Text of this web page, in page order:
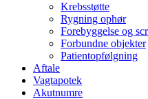
Krebsstøtte
Rygning ophør
Forebyggelse og
Forbundne objekter
Patientopfølgning
Aftale
Vagtapotek
Akutnumre